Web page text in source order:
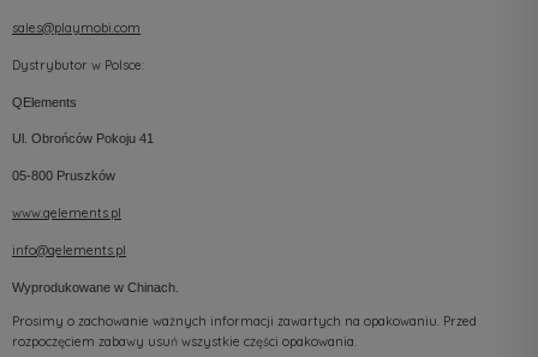
sales@playmobi.com
Dystrybutor w Polsce:
QElements
Ul. Obrońców Pokoju 41
05-800 Pruszków
www.qelements.pl
info@qelements.pl
Wyprodukowane w Chinach.
Prosimy o zachowanie ważnych informacji zawartych na opakowaniu. Przed
rozpoczęciem zabawy usuń wszystkie części opakowania.